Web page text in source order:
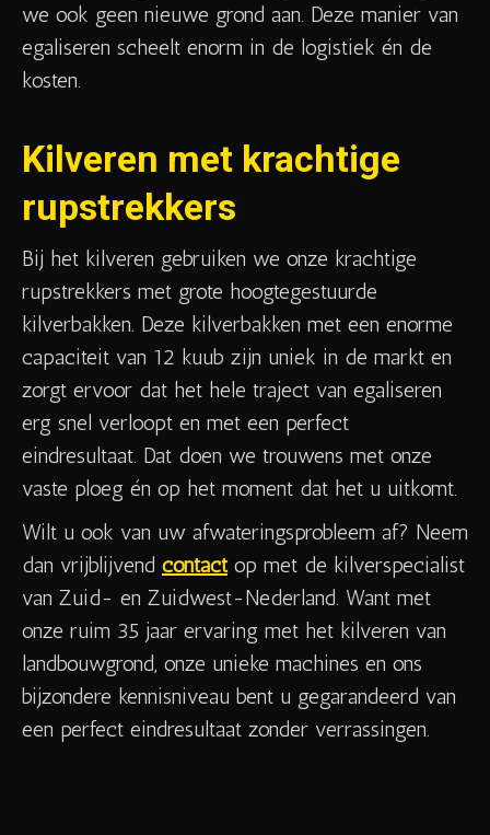
we ook geen nieuwe grond aan. Deze manier van
egaliseren scheelt enorm in de logistiek én de
kosten.
Kilveren met krachtige
rupstrekkers
Bij het kilveren gebruiken we onze krachtige
rupstrekkers met grote hoogtegestuurde
kilverbakken. Deze kilverbakken met een enorme
capaciteit van 12 kuub zijn uniek in de markt en
zorgt ervoor dat het hele traject van egaliseren
erg snel verloopt en met een perfect
eindresultaat. Dat doen we trouwens met onze
vaste ploeg én op het moment dat het u uitkomt.
Wilt u ook van uw afwateringsprobleem af? Neem
dan vrijblijvend contactop met de kilverspecialist
van Zuid- en Zuidwest-Nederland. Want met
onze ruim 35 jaar ervaring met het kilveren van
landbouwgrond, onze unieke machines en ons
bijzondere kennisniveau bent u gegarandeerd van
een perfect eindresultaat zonder verrassingen.